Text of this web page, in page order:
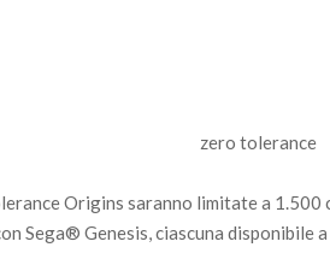
Origins saranno limitate a
Sega® Genesis, ciascuna disponibile